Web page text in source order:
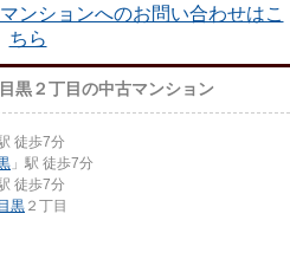
ンションへのお問い合わせはこ
ちら
黒２丁目の中古マンション
徒歩7分
」駅 徒歩7分
徒歩7分
黒 ２丁目